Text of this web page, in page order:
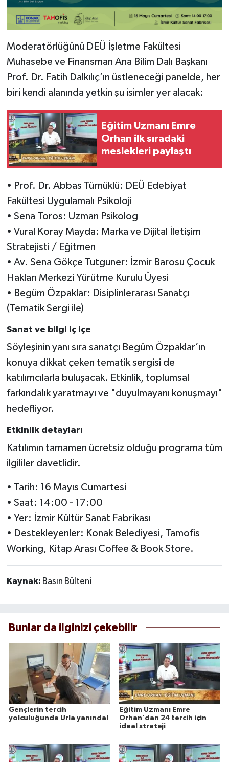
Moderatörlüğünü DEÜ İşletme Fakültesi
Muhasebe ve Finansman Ana Bilim Dalı Başkanı
Prof. Dr. Fatih Dalkılıç’ın üstleneceği panelde, her
biri kendi alanında yetkin şu isimler yer alacak:
Eğitim Uzmanı Emre
Orhan ilk sıradaki
meslekleri paylaştı
• Prof. Dr. Abbas Türnüklü: DEÜ Edebiyat
Fakültesi Uygulamalı Psikoloji
• Sena Toros: Uzman Psikolog
• Vural Koray Mayda: Marka ve Dijital İletişim
Stratejisti / Eğitmen
• Av. Sena Gökçe Tutguner: İzmir Barosu Çocuk
Hakları Merkezi Yürütme Kurulu Üyesi
• Begüm Özpaklar: Disiplinlerarası Sanatçı
(Tematik Sergi ile)
Sanat ve bilgi iç içe
Söyleşinin yanı sıra sanatçı Begüm Özpaklar’ın
konuya dikkat çeken tematik sergisi de
katılımcılarla buluşacak. Etkinlik, toplumsal
farkındalık yaratmayı ve "duyulmayanı konuşmayı"
hedefliyor.
Etkinlik detayları
Katılımın tamamen ücretsiz olduğu programa tüm
ilgililer davetlidir.
• Tarih: 16 Mayıs Cumartesi
• Saat: 14:00 - 17:00
• Yer: İzmir Kültür Sanat Fabrikası
• Destekleyenler: Konak Belediyesi, Tamofis
Working, Kitap Arası Coffee & Book Store.
Kaynak: Basın Bülteni
Bunlar da ilginizi çekebilir
Gençlerin tercih
yolculuğunda Urla yanında!
Eğitim Uzmanı Emre
Orhan'dan 24 tercih için
ideal strateji